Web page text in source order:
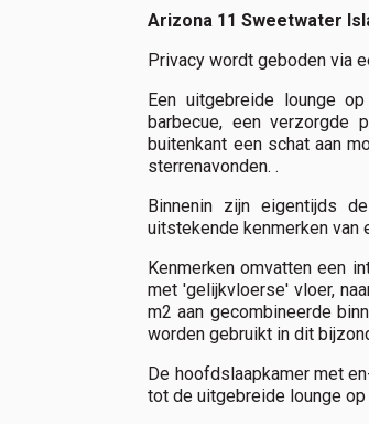
Arizona 11 Sweetwater
Privacy wordt geboden via
Een uitgebreide lounge
barbecue, een verzorgde
buitenkant een schat aan
sterrenavonden. .
Binnenin zijn eigentijds
uitstekende kenmerken van
Kenmerken omvatten een
met 'gelijkvloerse' vloer,
m2 aan gecombineerde
worden gebruikt in dit
De hoofdslaapkamer met
tot de uitgebreide lounge